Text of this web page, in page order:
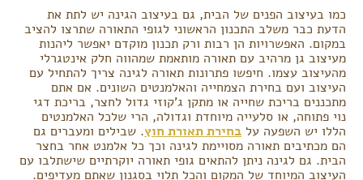
כמו בעיצוב הפנים של הבית, גם בעיצוב הגינה יש לתת את
הדעת כבר משלב התכנון הראשוני לגופי התאורה שתרצו להציב
במקום. האפשרויות הן רבות ורק תכנון מוקדם יאפשר ליהנות
מעיצוב גן מרהיב עם תאורה מותאמת שמהווה חלק אינטגרלי
מהעיצוב עצמו. חיפשו פתרונות תאורה לגינה צריך להתחיל עם
העיצוב ועם בחירת הצמחייה והאלמנטים השונים. אם אתם
מתכננים בריכת שחייה או מתקן ג'קוזי גדול לחצר, בריכת דגי
נוי פתוחה, או סלעייה מיוחדת וגדולה, הרי שלכל האלמנטים
הללו יש השפעה עלבחירת תאורת חוץ. שבילים ומעברים גם
הם מכתיבים תאורה מסויימת לגינה וכך כל אלמנט אחר בחצר
הבית. גם לגינה ניתן להתאים גופי תאורה יוקרתיים שישתלבו עם
העיצוב המיוחד של המקום והכל תלוי בסגנון שאתם מעדיפים.